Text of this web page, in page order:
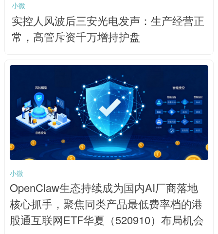
小微
实控人风波后三安光电发声：生产经营正
常，高管斥资千万增持护盘
小微
OpenClaw生态持续成为国内AI厂商落地
核心抓手，聚焦同类产品最低费率档的港
股通互联网ETF华夏（520910）布局机会